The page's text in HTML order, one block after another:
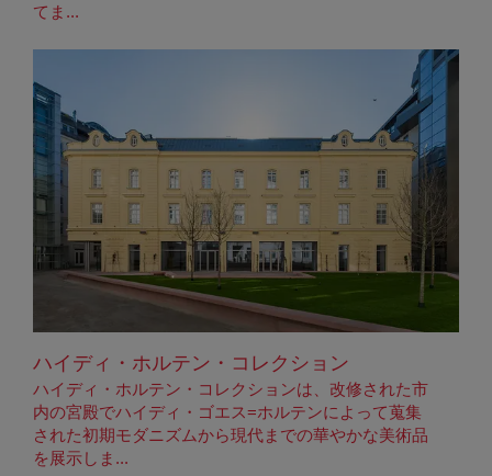
てま...
ハイディ・ホルテン・コレクション
ハイディ・ホルテン・コレクションは、改修された市
内の宮殿でハイディ・ゴエス=ホルテンによって蒐集
された初期モダニズムから現代までの華やかな美術品
を展示しま...